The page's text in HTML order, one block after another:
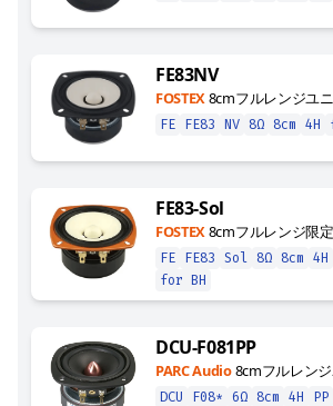
FE83NV
FOSTEX8cmフルレンジユ
FE FE83 NV 8Ω 8cm 4H
FE83-Sol
FOSTEX8cmフルレンジ限
FE FE83 Sol 8Ω 8cm 4H
for BH
DCU-F081PP
PARC Audio8cmフルレン
DCU F08* 6Ω 8cm 4H PP